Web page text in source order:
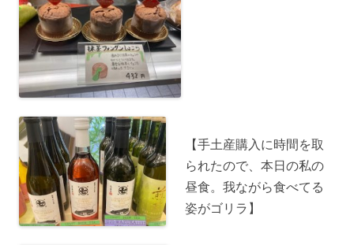
【手土産購入に時間を取
られたので、本日の私の
昼食。我ながら食べてる
姿がゴリラ】